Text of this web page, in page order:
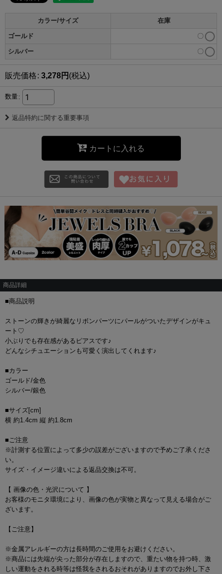
カラー/サイズ 在庫
ゴールド 〇
シルバー 〇
販売価格: 3,278円 (税込)
数量:
返品特約に関する重要事項
カートに入れる
商品詳細
■商品説明
ストーンの輝きが綺麗なリボンパーツにパールがついたデザインがキュ
ート♡
小ぶりでも存在感があるピアスです♪
どんなシチュエーションも可愛く演出してくれます♪
■カラー
ゴールド/金色
シルバー/銀色
■サイズ[cm]
横 約1.4cm 縦 約1.8cm
■ご注意
※計測する位置によって多少の誤差がございますので予めご了承くださ
い。
サイズ・イメージ違いによる返品交換は不可。
【 画像の色・光沢について 】
お客様のモニタ環境により、画像の色が実物と異なって見える場合がご
ざいます。
【ご注意】
※金属アレルギーの方は長時間のご使用をお避けください。
※商品には先端が尖った部分が存在しますので、重たい物を持つ時、激
しい運動をされる時等は怪我をされるおそれがありますのでお外し下さ